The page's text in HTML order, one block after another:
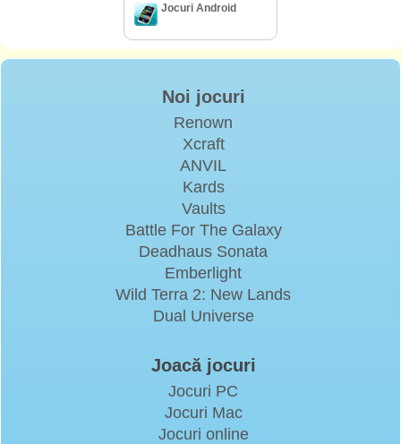
Jocuri Android
Noi jocuri
Renown
Xcraft
ANVIL
Kards
Vaults
Battle For The Galaxy
Deadhaus Sonata
Emberlight
Wild Terra 2: New Lands
Dual Universe
Joacă jocuri
Jocuri PC
Jocuri Mac
Jocuri online